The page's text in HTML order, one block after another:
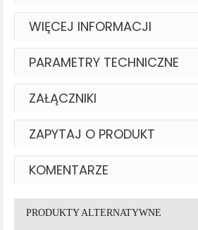
WIĘCEJ INFORMACJI
PARAMETRY TECHNICZNE
ZAŁĄCZNIKI
ZAPYTAJ O PRODUKT
KOMENTARZE
PRODUKTY ALTERNATYWNE